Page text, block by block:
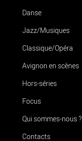
Danse
Jazz/Musiques
Classique/Opéra
Avignon en scènes
Hors-séries
Focus
Qui sommes-nous ?
Contacts